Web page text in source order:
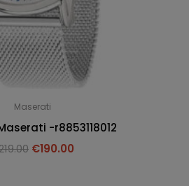
Maserati
-r8853118012
€190.00